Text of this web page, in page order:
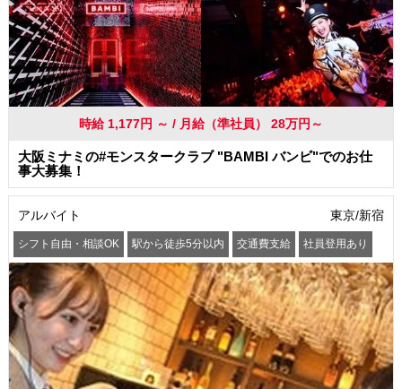
時給 1,177円 ～ / 月給（準社員） 28万円～
大阪ミナミの#モンスタークラブ "BAMBI バンビ"でのお仕
事大募集！
アルバイト 東京/新宿
シフト自由・相談OK 駅から徒歩5分以内 交通費支給 社員登用あり